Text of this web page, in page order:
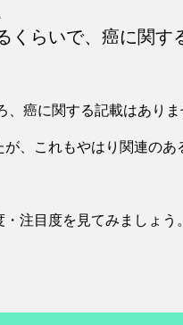
くらいで、癌に関す
癌に関する記載はありま
、これもやはり関連のあ
注目度を見てみましょう。